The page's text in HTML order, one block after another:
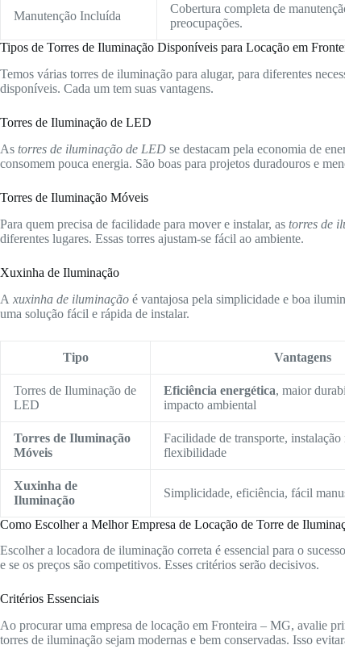
Manutenção Incluída
Cobertura completa de
preocupações.
Tipos de Torres de Iluminação Disponíveis para Locação em
Temos várias torres de iluminação para alugar, para diferentes
disponíveis. Cada um tem suas vantagens.
Torres de Iluminação de LED
As torres de iluminação de LED se destacam pela economia de
consomem pouca energia. São boas para projetos duradouros e
Torres de Iluminação Móveis
Para quem precisa de facilidade para mover e instalar, as torres de
diferentes lugares. Essas torres ajustam-se fácil ao ambiente.
Xuxinha de Iluminação
A xuxinha de iluminação é vantajosa pela simplicidade e boa
uma solução fácil e rápida de instalar.
Tipo Vantagens
Torres de Iluminação de
LED
Eficiência energética, maior
impacto ambiental
Torres de Iluminação
Móveis
Facilidade de transporte, instalação
flexibilidade
Xuxinha de
Iluminação
Simplicidade, eficiência, fácil
Como Escolher a Melhor Empresa de Locação de Torre de
Escolher a locadora de iluminação correta é essencial para o
e se os preços são competitivos. Esses critérios serão decisivos.
Critérios Essenciais
Ao procurar uma empresa de locação em Fronteira – MG, avalie
torres de iluminação sejam modernas e bem conservadas. Isso